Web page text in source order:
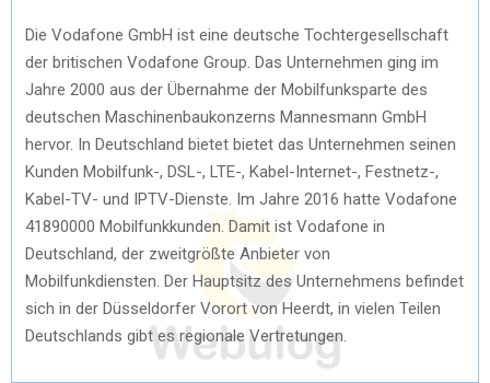
Die Vodafone GmbH ist eine deutsche Tochtergesellschaft
der britischen Vodafone Group. Das Unternehmen ging im
Jahre 2000 aus der Übernahme der Mobilfunksparte des
deutschen Maschinenbaukonzerns Mannesmann GmbH
hervor. In Deutschland bietet bietet das Unternehmen seinen
Kunden Mobilfunk-, DSL-, LTE-, Kabel-Internet-, Festnetz-,
Kabel-TV- und IPTV-Dienste. Im Jahre 2016 hatte Vodafone
41890000 Mobilfunkkunden. Damit ist Vodafone in
Deutschland, der zweitgrößte Anbieter von
Mobilfunkdiensten. Der Hauptsitz des Unternehmens befindet
sich in der Düsseldorfer Vorort von Heerdt, in vielen Teilen
Deutschlands gibt es regionale Vertretungen.